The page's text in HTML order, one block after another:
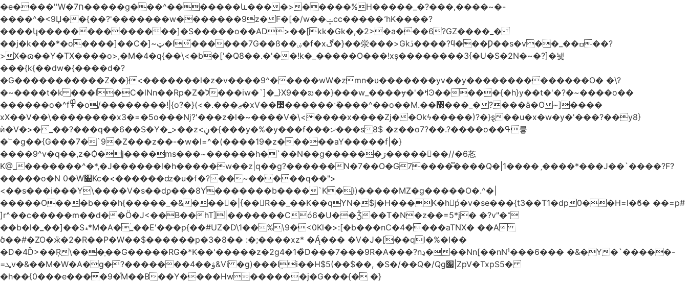
�e����''W�ח7�����g���^�������և����>�����%H�����_�?���,����~�-
����^�<9Џ��{��?'�������w�������9z�F�[�/w��ݓcc����� ̛hK����?
����կ��������������]�S�����o��AD>��[kk�Gk�,�2>�a���6?GZ����_�
��j�k���*�o����]��C�]~ټ�l̃������7G��ß��ۻ�f�xڰ�}��泶���>Gkڏ����?ϥ���Ƿ��s�v��_��ߛ��?
>X�ɷ��Y�TX����o>,�M�4�q{��\<�b�['�Q8��.�'��!k�_�����O���!xş��������3{�U�S�2N�~�?]�뇇
���{k{��dw�{����d�?
�G�����������Z��}<�������l�z�v����9^�����wW�zmn�υ�������yv��y��������������O� �\?
�~����t�k ���I�C�lNn��Rp�Z�ל���iw�`]�_}X9��ᨰ��}���w_����ɏ�'�ߞϿ�����{�h}y��t�'�?�~����o��
������o�^f߾�o/��������!|{o?�}(<�.���ޖ�xV��׷������·݇����^��o��M.��΍���_�?���ӓ�O~]����
xX��V��\��������x3�=�5o���ǋ?'���z�l�~����V�\<����x����Zj��Okϟ�����)?�}ȿ��u�x�w�y�'���?��y8}
ѝ�V�>�_��?���q��6��S�Y�_>��z<ڼ�{���y�%�y���f���:ޚ���s8$ �z��o7?��.?����o��ߟ륳
�՟�g��{G���7�`9�Z���z��-�w�l=^�(����19�z�����aY�����f|�}
����9^v�q��,z�Ѻ�j����ms���~������h�`��N��g������ڗ�����񧰺��//�6㣽
K@_�������^�*,�J������l�h�����w��z|q��g?������N�7��O�G7����֟����Q�|1����ˏ����*���J��`����?F?
�����o�N 0�W׫Kc�<������ǳ�u�ϯ�?��~�����q��">
<��s���i���Y\����V�s��dϼ���8Y�������b����`K�})�����MZ�g�����O�.^�|
�����O���b���h{�����_�&����|{��R��_��K��qYN�$j�H���K�hp҆�v�se���{t3��T1�dp0��H=l�ϐ� ��=p#
]r^��c�����m��d��Ö�J<��B��hT]|�������Có­6�U��Ǯ��T�N�z��=5*į� �?v"�־
��b�l�_��]��Sޑ*M�A�۬_��E'���p{��#UZ�D\1��%\9�<0Kl�>:[�b���nC�4����aTNX� ��A
ծ��#�ZO�ӝ�2�R��P�W��$������p �3�8�� :�;����xz* ���� �V�J�[��ql�%�I��
�D�4Ď>��Ŗ\���ֶ��G�����RG�*K��'�����z�2g4�1�̏D���7���9R�A���?nڍ���Nn[��nN¹���6��� �&�Y�`�����-
=ܜv�&��M�W�A�g�?�������4��ۋ&Vi �g)���Iܹi��H$5(��$��, �S�/��Q�/Qg՗|ZpV�TxpS5�
�h��{0���e����9�ͯM��B��Y����Hw������j�G���{� �}